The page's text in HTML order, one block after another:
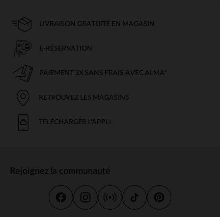
LIVRAISON GRATUITE EN MAGASIN
E-RÉSERVATION
PAIEMENT 3X SANS FRAIS AVEC ALMA*
RETROUVEZ LES MAGASINS
TÉLÉCHARGER L'APPLI
Rejoignez la communauté